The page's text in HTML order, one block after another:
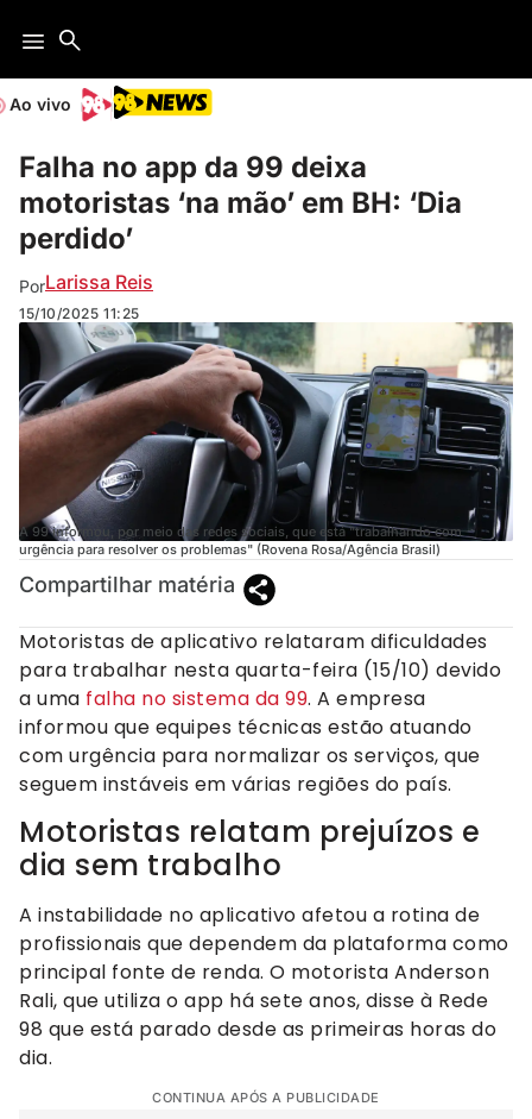
Ao vivo
Falha no app da 99 deixa
motoristas ‘na mão’ em BH: ‘Dia
perdido’
PorLarissa Reis
15/10/2025 11:25
A 99 informou, por meio das redes sociais, que está "trabalhando com
urgência para resolver os problemas" (Rovena Rosa/Agência Brasil)
Compartilhar matéria
Motoristas de aplicativo relataram dificuldades
para trabalhar nesta quarta-feira (15/10) devido
a uma falha no sistema da 99. A empresa
informou que equipes técnicas estão atuando
com urgência para normalizar os serviços, que
seguem instáveis em várias regiões do país.
Motoristas relatam prejuízos e
dia sem trabalho
A instabilidade no aplicativo afetou a rotina de
profissionais que dependem da plataforma como
principal fonte de renda. O motorista Anderson
Rali, que utiliza o app há sete anos, disse à Rede
98 que está parado desde as primeiras horas do
dia.
CONTINUA APÓS A PUBLICIDADE